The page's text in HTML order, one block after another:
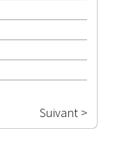
Suivant >